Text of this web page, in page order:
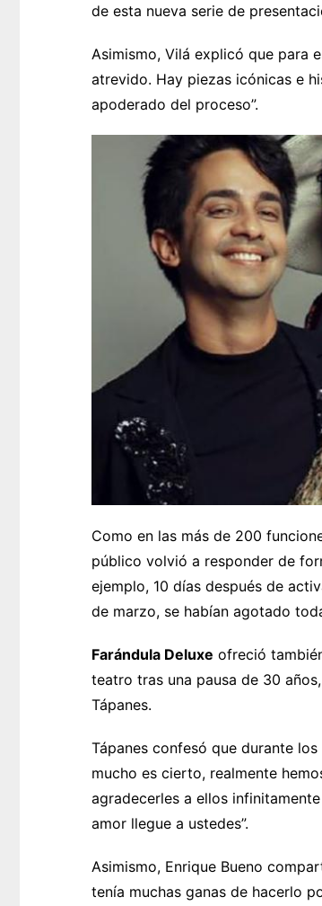
de esta nueva serie de
Asimismo, Vilá explicó que para
atrevido. Hay piezas icónicas e
apoderado del proceso”.
Como en las más de 200
público volvió a responder de
ejemplo, 10 días después de
de marzo, se habían agotado
Farándula Deluxe ofreció
teatro tras una pausa de 30
Tápanes.
Tápanes confesó que durante
mucho es cierto, realmente
agradecerles a ellos
amor llegue a ustedes”.
Asimismo, Enrique Bueno
tenía muchas ganas de hacerlo